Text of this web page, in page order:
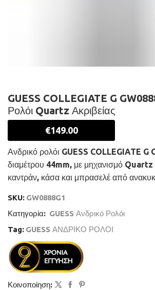
GUESS COLLEGIATE G
Ρολόι Quartz Ακριβείας
€149.00
Ανδρικό ρολόι GUESS COLLEGIATE G
διαμέτρου 44mm, με μηχανισμό Quartz
καντράν, κάσα και μπρασελέ από
SKU: GW0888G1
Κατηγορία: GUESS Ανδρικό Ρολόι
Tag: GUESS ΑΝΔΡΙΚΟ ΡΟΛΟΙ
Κοινοποίηση: